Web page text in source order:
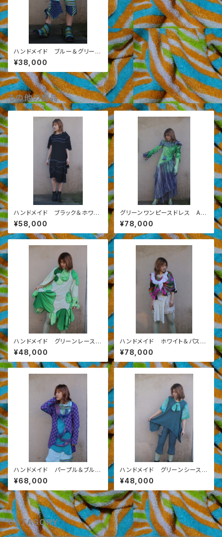
ハンドメイド ブルー＆グリー
ン ストライプ 7分丈パンツ
¥38,000
その他の商品
ハンドメイド ブラック＆ホワイ
トステッチ切り替えワンピース
１－３
¥58,000
グリーンワンピースドレス AW
2020-３
¥78,000
ハンドメイド グリーンレース切
り替えワンピース ３－3
¥48,000
ハンドメイド ホワイト＆パステ
ル ワンピースドレス AW2020
-9-B
¥78,000
ハンドメイド パープル＆ブルー
チェック織トップス ２－２
¥68,000
ハンドメイド グリーンシースル
ーカットソー
¥48,000
CATAGORY